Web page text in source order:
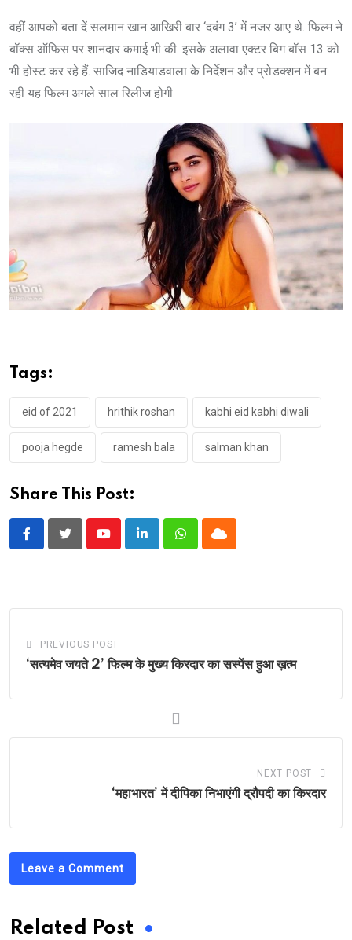
वहीं आपको बता दें सलमान खान आखिरी बार ‘दबंग 3’ में नजर आए थे. फिल्म ने
बॉक्स ऑफिस पर शानदार कमाई भी की. इसके अलावा एक्टर बिग बॉस 13 को
भी होस्ट कर रहे हैं. साजिद नाडियाडवाला के निर्देशन और प्रोडक्शन में बन
रही यह फिल्म अगले साल रिलीज होगी.
Tags:
eid of 2021 hrithik roshan kabhi eid kabhi diwali
pooja hegde ramesh bala salman khan
Share This Post:
YoutubeLinkedInWhatsappCloud
PREVIOUS POST
‘सत्यमेव जयते 2’ फिल्म के मुख्य किरदार का सस्पेंस हुआ ख़त्म
NEXT POST
‘महाभारत’ में दीपिका निभाएंगी द्रौपदी का किरदार
Leave a Comment
Related Post